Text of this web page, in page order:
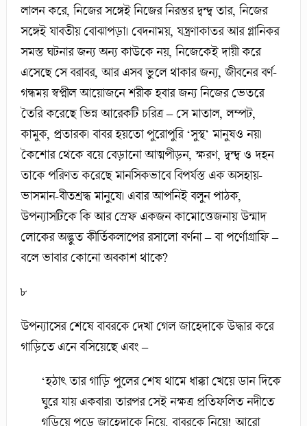
লালন করে, নিজের সঙ্গেই নিজের নিরন্তর দ্বন্দ্ব তার, নিজের
সঙ্গেই যাবতীয় বোঝাপড়া। বেদনাময়, যন্ত্রণাকাতর আর গ্লানিকর
সমস্ত ঘটনার জন্য অন্য কাউকে নয়, নিজেকেই দায়ী করে
এসেছে সে বরাবর, আর এসব ভুলে থাকার জন্য, জীবনের বর্ণ-
গন্ধময় স্বপ্নীল আয়োজনে শরীক হবার জন্য নিজের ভেতরে
তৈরি করেছে ভিন্ন আরেকটি চরিত্র – সে মাতাল, লম্পট,
কামুক, প্রতারক। বাবর হয়তো পুরোপুরি ‘সুস্থ’ মানুষও নয়।
কৈশোর থেকে বয়ে বেড়ানো আত্মপীড়ন, ক্ষরণ, দ্বন্দ্ব ও দহন
তাকে পরিণত করেছে মানসিকভাবে বিপর্যস্ত এক অসহায়-
ভাসমান-বীতশ্রদ্ধ মানুষে। এবার আপনিই বলুন পাঠক,
উপন্যাসটিকে কি আর স্রেফ একজন কামোত্তেজনায় উন্মাদ
লোকের অদ্ভুত কীর্তিকলাপের রসালো বর্ণনা – বা পর্ণোগ্রাফি –
বলে ভাবার কোনো অবকাশ থাকে?
৮
উপন্যাসের শেষে বাবরকে দেখা গেল জাহেদাকে উদ্ধার করে
গাড়িতে এনে বসিয়েছে এবং –
‘হঠাৎ তার গাড়ি পুলের শেষ থামে ধাক্কা খেয়ে ডান দিকে
ঘুরে যায় একবার। তারপর সেই নক্ষত্র প্রতিফলিত নদীতে
গড়িয়ে পড়ে জাহেদাকে নিয়ে, বাবরকে নিয়ে! আরো